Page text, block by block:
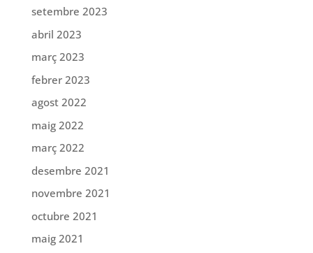
setembre 2023
abril 2023
març 2023
febrer 2023
agost 2022
maig 2022
març 2022
desembre 2021
novembre 2021
octubre 2021
maig 2021